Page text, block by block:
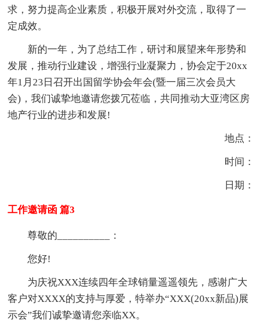
求，努力提高企业素质，积极开展对外交流，取得了一
定成效。
新的一年，为了总结工作，研讨和展望来年形势和
发展，推动行业建设，增强行业凝聚力，协会定于20xx
年1月23日召开出国留学协会年会(暨一届三次会员大
会)，我们诚挚地邀请您拨冗莅临，共同推动大亚湾区房
地产行业的进步和发展!
地点：
时间：
日期：
工作邀请函 篇3
尊敬的__________：
您好!
为庆祝XXX连续四年全球销量遥遥领先，感谢广大
客户对XXXX的支持与厚爱，特举办“XXX(20xx新品)展
示会”我们诚挚邀请您亲临XX。